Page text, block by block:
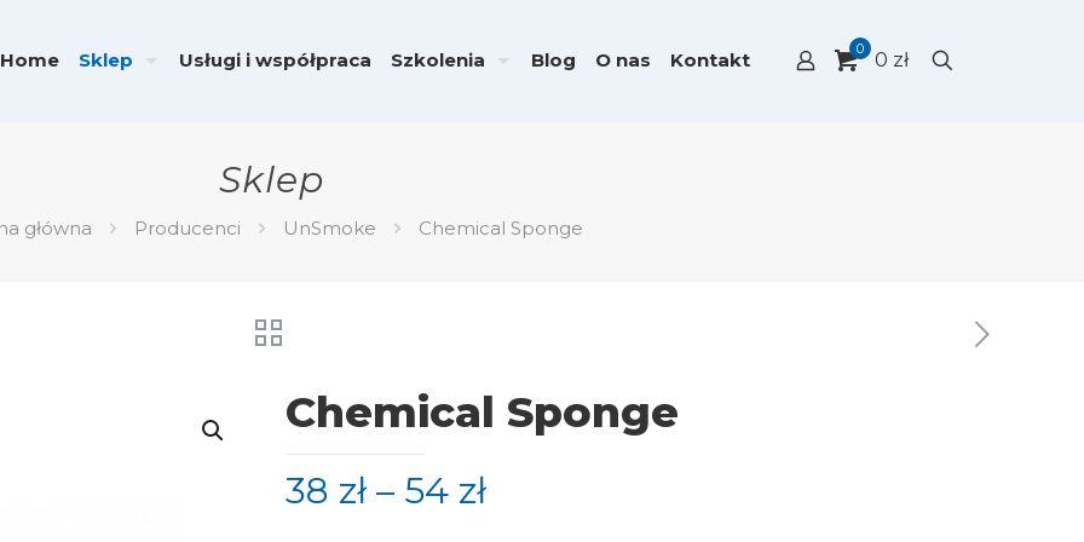
Home Sklep Usługi i współpraca Szkolenia Blog O nas Kontakt 0 0 zł
Sklep
główna Producenci UnSmoke Chemical Sponge
Chemical Sponge
38 zł – 54 zł